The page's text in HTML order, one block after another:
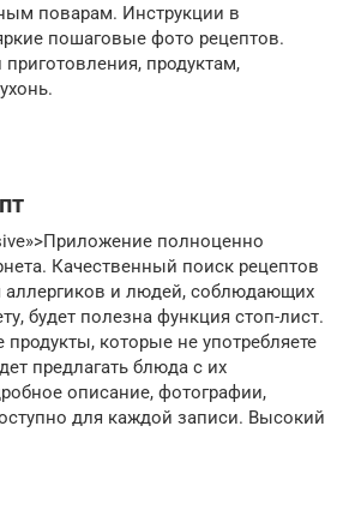
поварам. Инструкции в
пошаговые фото рецептов.
продуктам,
полноценно
Качественный поиск рецептов
аллергиков и людей, соблюдающих
будет полезна функция стоп-лист.
продукты, которые не употребляете
предлагать блюда с их
описание, фотографии,
для каждой записи. Высокий